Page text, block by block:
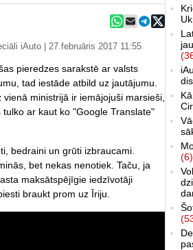
iAuto | 27.februāris 2017 11:55
pieredzes sarakstē ar valsts
tad iestāde atbild uz jautājumu.
ministrijā ir iemājojuši marsieši,
ar kaut ko "Google Translate"
bedraini un grūti izbraucami.
bet nekas nenotiek. Taču, ja
maksātspējīgie iedzīvotāji
braukt prom uz Īriju.
(6)